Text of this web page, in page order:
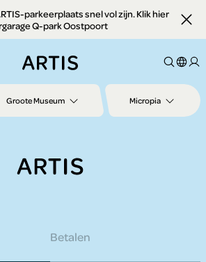
parkeerplaats snel vol zijn. Klik hier
Q-park Oostpoort
Groote Museum Micropia
voor natuur
Betalen